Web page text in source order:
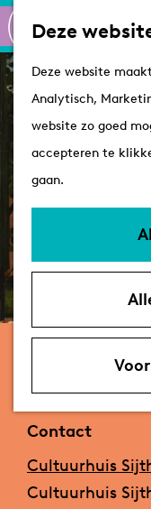
Deze
Deze website
Analytisch,
website zo goed
accepteren te
gaan.
G
a
n
a
h
o
K
a
r
t
CURSUS
Contact
Cultuurhuis
Cultuurhuis